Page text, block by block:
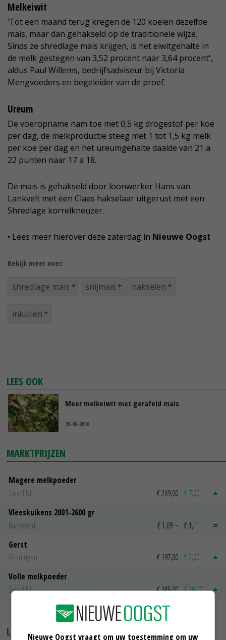
Melkeiwit
‘Tot een maand terug kregen de 120 koeien dezelfde
mais, maar dan gehakseld op de traditionele wijze.
Sinds ze shredlage mais krijgen, is het eiwitgehalte in
de melk gestegen van 3,52 procent naar 3,64 procent',
aldus Paul Willems, bedrijfsadviseur bij Victoria
Mengvoeders en begeleider van de proef.
Ureum
De voeropname nam toe met 0,5 kg drogestof per koe
per dag, de melkproductie steeg met 1 tot 1,5 kg melk
per koe per dag en het ureumgehalte daalde van 21 a
22 punten naar 17 a 18.
De mais is gehakseld door loonwerker Hans van
Lankvelt met een Claas hakselaar uitgerust met een
Shredlage korrelkneuzer.
• Lees meer hierover deze zaterdag in Nieuwe Oogst
Bekijk meer over:
shredlage mais snijmais hakselen
inkuilen
LEES OOK
Meer melkeiwit met gerafeld mais
29-06-2016
MARKTPRIJZEN
Magere melkpoeder
Zuivel NL
€ 269,00 € 7,00
Vleeskuikens 2001-2600 gr
Barneveld
€ 1,09 ~ € 1,11
Gerst
Groningen
€ 197,00 € 2,00
Volle melkpoeder
Zuivel NL
€ 345,00 € 20,00
MEER MARKTPRIJZEN
LAATSTE NIEUWS
Nieuwe Oogst vraagt om uw toestemming om uw